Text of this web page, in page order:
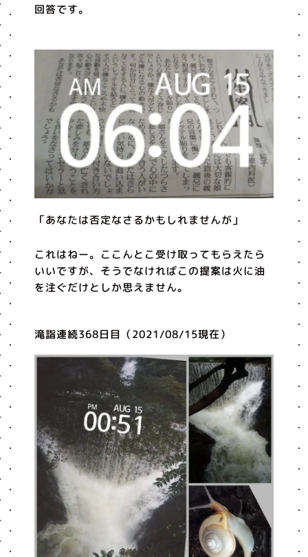
回答です。
「あなたは否定なさるかもしれませんが」
これはねー。ここんとこ受け取ってもらえたら
いいですが、そうでなければこの提案は火に油
を注ぐだけとしか思えません。
滝詣連続368日目（2021/08/15現在）